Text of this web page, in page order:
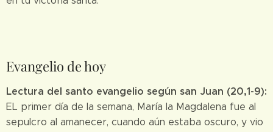
Evangelio de hoy
Lectura del santo evangelio según san Juan (20,1-9):
EL primer día de la semana, María la Magdalena fue al
sepulcro al amanecer, cuando aún estaba oscuro, y vio